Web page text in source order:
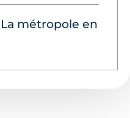
métropole en